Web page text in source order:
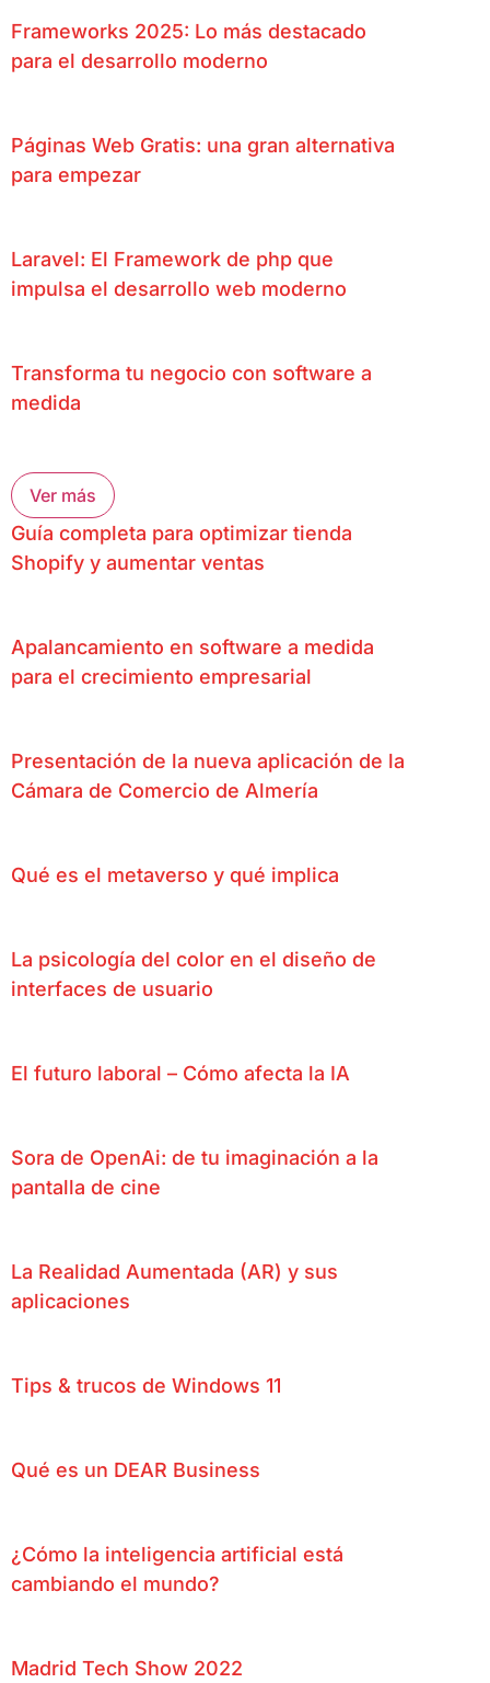
Frameworks 2025: Lo más destacado
para el desarrollo moderno
Páginas Web Gratis: una gran alternativa
para empezar
Laravel: El Framework de php que
impulsa el desarrollo web moderno
Transforma tu negocio con software a
medida
Ver más
Guía completa para optimizar tienda
Shopify y aumentar ventas
Apalancamiento en software a medida
para el crecimiento empresarial
Presentación de la nueva aplicación de la
Cámara de Comercio de Almería
Qué es el metaverso y qué implica
La psicología del color en el diseño de
interfaces de usuario
El futuro laboral – Cómo afecta la IA
Sora de OpenAi: de tu imaginación a la
pantalla de cine
La Realidad Aumentada (AR) y sus
aplicaciones
Tips & trucos de Windows 11
Qué es un DEAR Business
¿Cómo la inteligencia artificial está
cambiando el mundo?
Madrid Tech Show 2022